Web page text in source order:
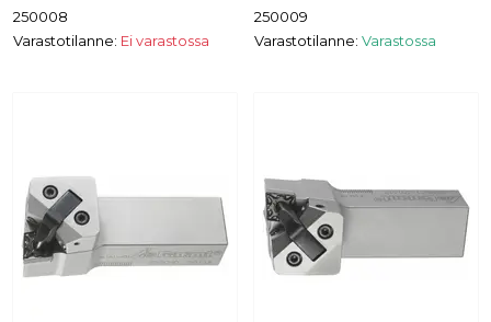
250008
Varastotilanne: Ei varastossa
250009
Varastotilanne: Varastossa